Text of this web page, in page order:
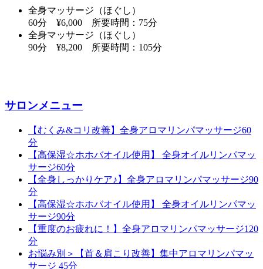
全身マッサージ（ほぐし）
60分 ¥6,000 所要時間：75分
全身マッサージ（ほぐし）
90分 ¥8,200 所要時間：105分
サロンメニュー
【むくみ&コリ改善】全身アロマリンパマッサージ60
分
【高保湿☆ホホバオイル使用】 全身オイルリンパマッ
サージ60分
【全身しっかりケア♪】全身アロマリンパマッサージ90
分
【高保湿☆ホホバオイル使用】 全身オイルリンパマッ
サージ90分
【重度のお疲れに！】全身アロマリンパマッサージ120
分
お悩み別＞【首＆肩こり改善】集中アロマリンパマッ
サージ 45分